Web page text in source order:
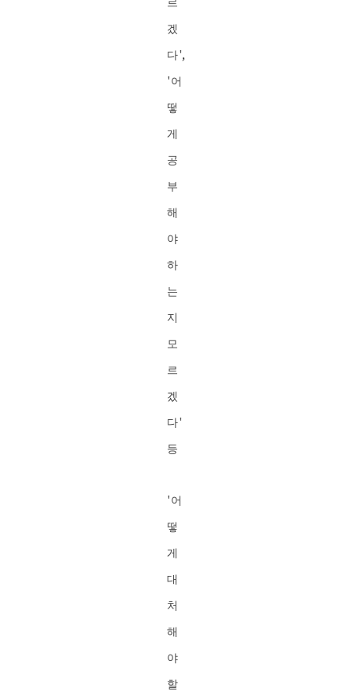
겠
다',
'어
떻
게
공
부
해
야
하
는
지
모
르
겠
다'
등
'어
떻
게
대
처
해
야
할